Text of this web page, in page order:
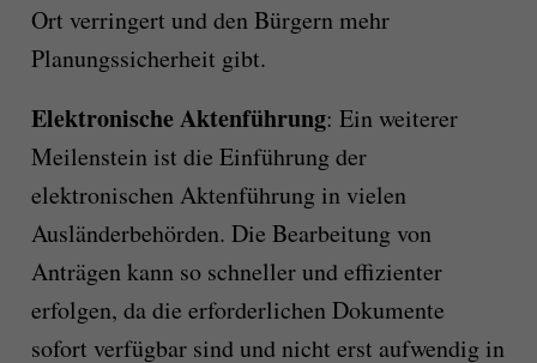
Ort verringert und den Bürgern mehr
Planungssicherheit gibt.
Elektronische Aktenführung: Ein weiterer
Meilenstein ist die Einführung der
elektronischen Aktenführung in vielen
Ausländerbehörden. Die Bearbeitung von
Anträgen kann so schneller und effizienter
erfolgen, da die erforderlichen Dokumente
sofort verfügbar sind und nicht erst aufwendig in